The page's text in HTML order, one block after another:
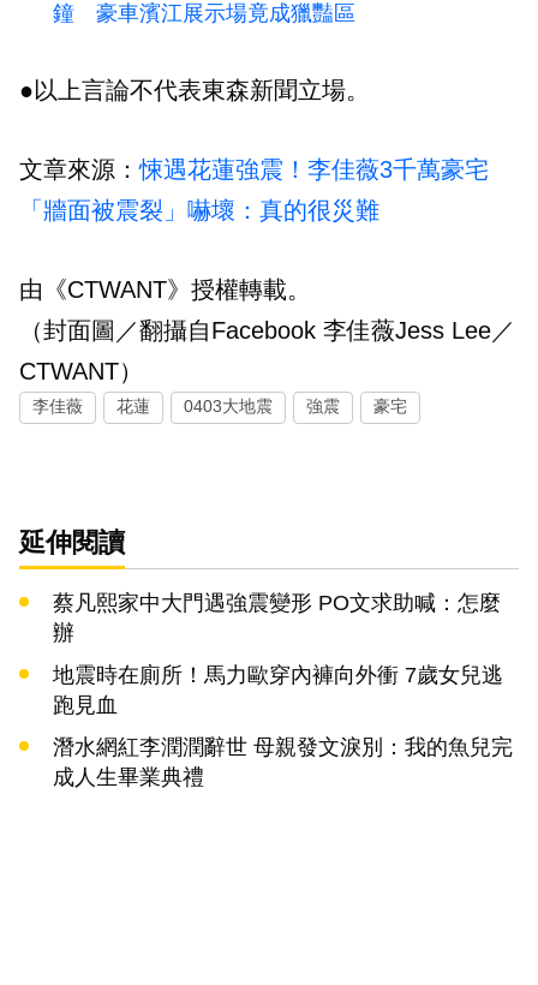
鐘 豪車濱江展示場竟成獵豔區
●以上言論不代表東森新聞立場。
文章來源：悚遇花蓮強震！李佳薇3千萬豪宅
「牆面被震裂」嚇壞：真的很災難
由《CTWANT》授權轉載。
（封面圖／翻攝自Facebook 李佳薇Jess Lee／
CTWANT）
李佳薇 花蓮 0403大地震 強震 豪宅
延伸閱讀
蔡凡熙家中大門遇強震變形 PO文求助喊：怎麼
辦
地震時在廁所！馬力歐穿內褲向外衝 7歲女兒逃
跑見血
潛水網紅李潤潤辭世 母親發文淚別：我的魚兒完
成人生畢業典禮